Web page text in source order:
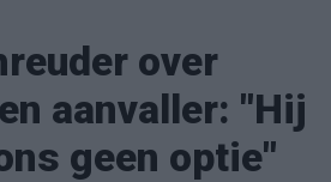
over
aanvaller: "Hij
geen optie"